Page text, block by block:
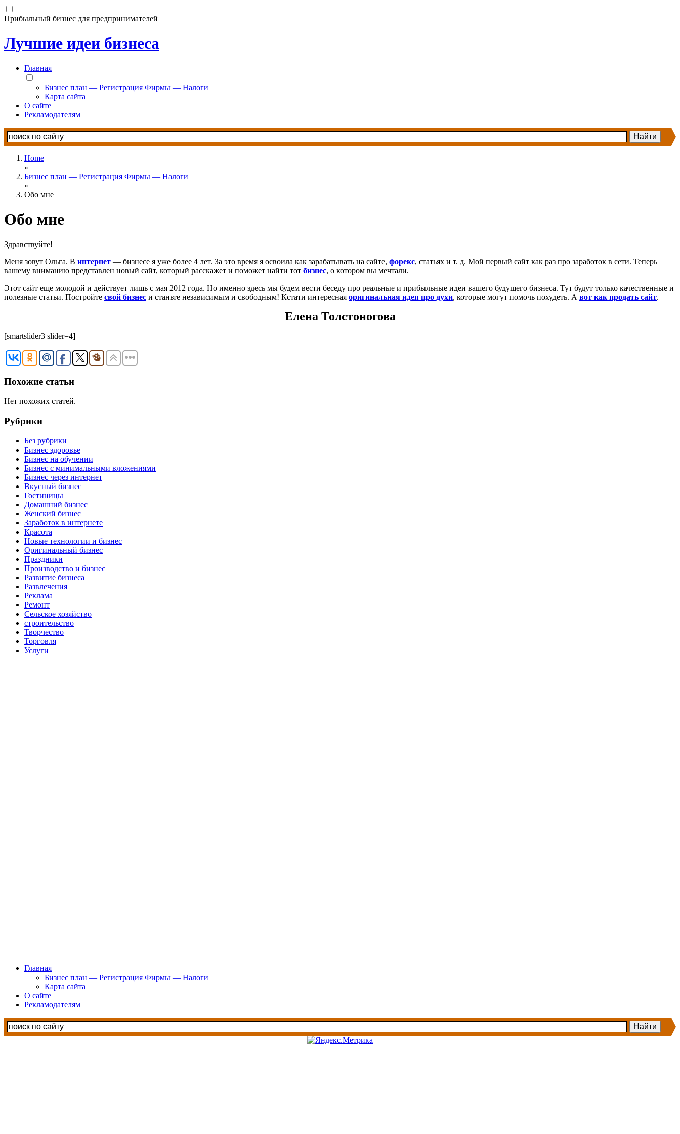
Прибыльный бизнес для предпринимателей
Лучшие идеи бизнеса
Главная
Бизнес план — Регистрация Фирмы — Налоги
Карта сайта
О сайте
Рекламодателям
Home
»
Бизнес план — Регистрация Фирмы — Налоги
»
Обо мне
Обо мне
Здравствуйте!
Меня зовут Ольга. В интернет — бизнесе я уже более 4 лет. За это время я освоила как зарабатывать на сайте, форекс, статьях и т. д. Мой первый сайт как раз про заработок в сети. Теперь
вашему вниманию представлен новый сайт, который расскажет и поможет найти тот бизнес, о котором вы мечтали.
Этот сайт еще молодой и действует лишь с мая 2012 года. Но именно здесь мы будем вести беседу про реальные и прибыльные идеи вашего будущего бизнеса. Тут будут только качественные и
полезные статьи. Постройте свой бизнес и станьте независимым и свободным! Кстати интересная оригинальная идея про духи, которые могут помочь похудеть. А вот как продать сайт.
Елена Толстоногова
[smartslider3 slider=4]
Похожие статьи
Нет похожих статей.
Рубрики
Без рубрики
Бизнес здоровье
Бизнес на обучении
Бизнес с минимальными вложениями
Бизнес через интернет
Вкусный бизнес
Гостиницы
Домашний бизнес
Женский бизнес
Заработок в интернете
Красота
Новые технологии и бизнес
Оригинальный бизнес
Праздники
Производство и бизнес
Развитие бизнеса
Развлечения
Реклама
Ремонт
Сельское хозяйство
строительство
Творчество
Торговля
Услуги
Главная
Бизнес план — Регистрация Фирмы — Налоги
Карта сайта
О сайте
Рекламодателям